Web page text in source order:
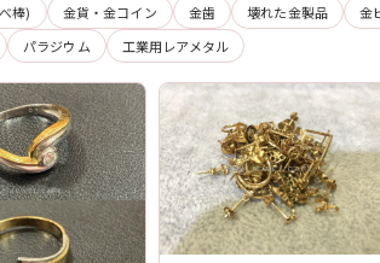
棒) 金貨・金コイン 金歯 壊れた金製品 金
パラジウム 工業用レアメタル